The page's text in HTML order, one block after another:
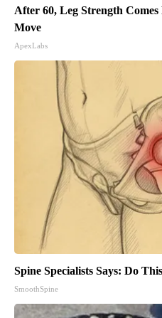
After 60, Leg Strength
Move
ApexLabs
Spine Specialists Says: Do
SmoothSpine